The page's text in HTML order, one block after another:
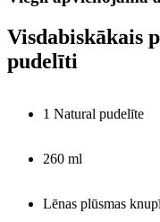
Visdabiskākais
pudelīti
1 Natural pudelīte
260 ml
Lēnas plūsmas